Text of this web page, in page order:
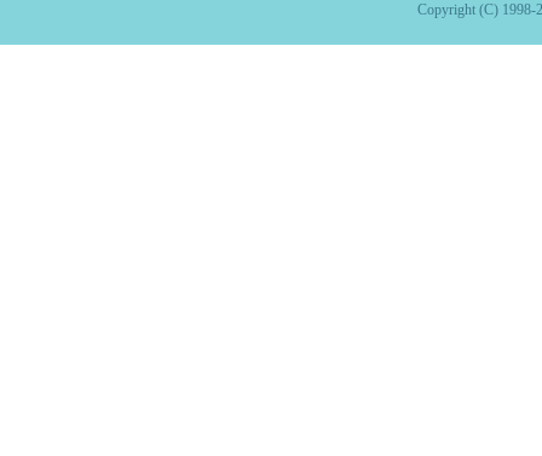
Copyright (C) 1998-